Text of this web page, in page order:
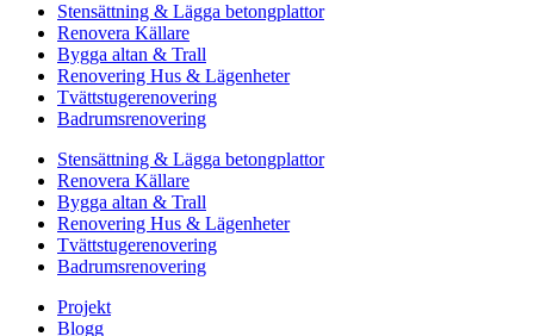
Stensättning & Lägga betongplattor
Renovera Källare
Bygga altan & Trall
Renovering Hus & Lägenheter
Tvättstugerenovering
Badrumsrenovering
Stensättning & Lägga betongplattor
Renovera Källare
Bygga altan & Trall
Renovering Hus & Lägenheter
Tvättstugerenovering
Badrumsrenovering
Projekt
Blogg